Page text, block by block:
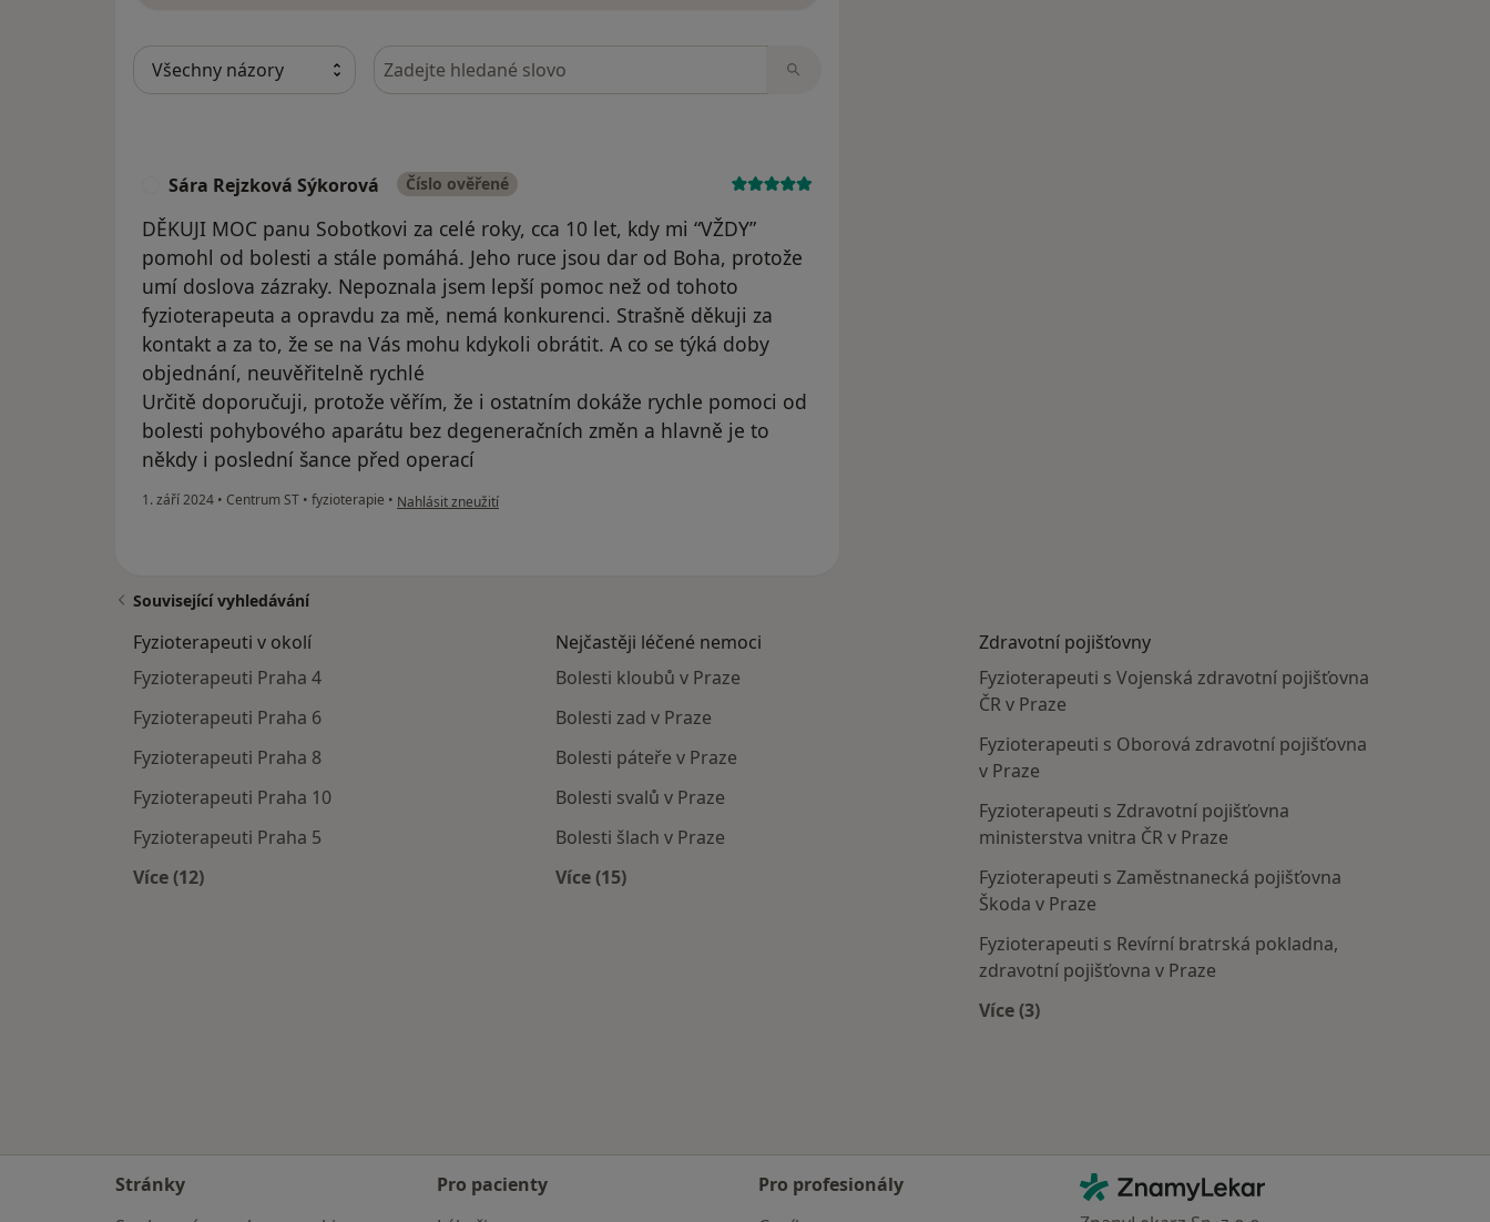
Hledejte v názorech
Sára Rejzková Sýkorová Číslo ověřené
DĚKUJI MOC panu Sobotkovi za celé roky, cca 10 let, kdy mi “VŽDY”
pomohl od bolesti a stále pomáhá. Jeho ruce jsou dar od Boha, protože
umí doslova zázraky. Nepoznala jsem lepší pomoc než od tohoto
fyzioterapeuta a opravdu za mě, nemá konkurenci. Strašně děkuji za
kontakt a za to, že se na Vás mohu kdykoli obrátit. A co se týká doby
objednání, neuvěřitelně rychlé
Určitě doporučuji, protože věřím, že i ostatním dokáže rychle pomoci od
bolesti pohybového aparátu bez degeneračních změn a hlavně je to
někdy i poslední šance před operací
1. září 2024 • Centrum ST • fyzioterapie • podle názoru uživatele Sára Rejzková Sýkorová
Nahlásit zneužití
Související vyhledávání
Fyzioterapeuti v okolí
Fyzioterapeuti Praha 4
Fyzioterapeuti Praha 6
Fyzioterapeuti Praha 8
Fyzioterapeuti Praha 10
Fyzioterapeuti Praha 5
Více (12)
Nejčastěji léčené nemoci
Bolesti kloubů v Praze
Bolesti zad v Praze
Bolesti páteře v Praze
Bolesti svalů v Praze
Bolesti šlach v Praze
Více (15)
Zdravotní pojišťovny
Fyzioterapeuti s Vojenská zdravotní pojišťovna
ČR v Praze
Fyzioterapeuti s Oborová zdravotní pojišťovna
v Praze
Fyzioterapeuti s Zdravotní pojišťovna
ministerstva vnitra ČR v Praze
Fyzioterapeuti s Zaměstnanecká pojišťovna
Škoda v Praze
Fyzioterapeuti s Revírní bratrská pokladna,
zdravotní pojišťovna v Praze
Více (3)
Stránky
Pro pacienty
Pro profesionály
Kontakt
ZnamyLekar - Hlavní stránka